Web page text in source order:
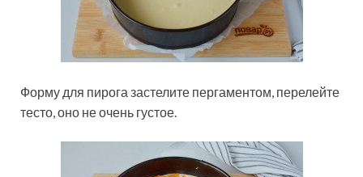
Форму для пирога застелите пергаментом, перелейте
тесто, оно не очень густое.